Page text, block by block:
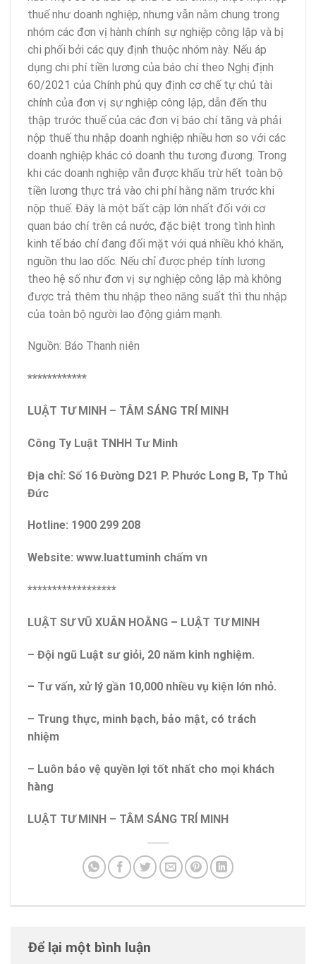
thuế như doanh nghiệp, nhưng vẫn nằm chung trong
nhóm các đơn vị hành chính sự nghiệp công lập và bị
chi phối bởi các quy định thuộc nhóm này. Nếu áp
dụng chi phí tiền lương của báo chí theo Nghị định
60/2021 của Chính phủ quy định cơ chế tự chủ tài
chính của đơn vị sự nghiệp công lập, dẫn đến thu
thập trước thuế của các đơn vị báo chí tăng và phải
nộp thuế thu nhập doanh nghiệp nhiều hơn so với các
doanh nghiệp khác có doanh thu tương đương. Trong
khi các doanh nghiệp vẫn được khấu trừ hết toàn bộ
tiền lương thực trả vào chi phí hằng năm trước khi
nộp thuế. Đây là một bất cập lớn nhất đối với cơ
quan báo chí trên cả nước, đặc biệt trong tình hình
kinh tế báo chí đang đối mặt với quá nhiều khó khăn,
nguồn thu lao dốc. Nếu chỉ được phép tính lương
theo hệ số như đơn vị sự nghiệp công lập mà không
được trả thêm thu nhập theo năng suất thì thu nhập
của toàn bộ người lao động giảm mạnh.
Nguồn: Báo Thanh niên
************
LUẬT TƯ MINH – TÂM SÁNG TRÍ MINH
Công Ty Luật TNHH Tư Minh
Địa chỉ: Số 16 Đường D21 P. Phước Long B, Tp Thủ
Đức
Hotline: 1900 299 208
Website: www.luattuminh chấm vn
******************
LUẬT SƯ VŨ XUÂN HOẰNG – LUẬT TƯ MINH
– Đội ngũ Luật sư giỏi, 20 năm kinh nghiệm.
– Tư vấn, xử lý gần 10,000 nhiều vụ kiện lớn nhỏ.
– Trung thực, minh bạch, bảo mật, có trách
nhiệm
– Luôn bảo vệ quyền lợi tốt nhất cho mọi khách
hàng
LUẬT TƯ MINH – TÂM SÁNG TRÍ MINH
Để lại một bình luận